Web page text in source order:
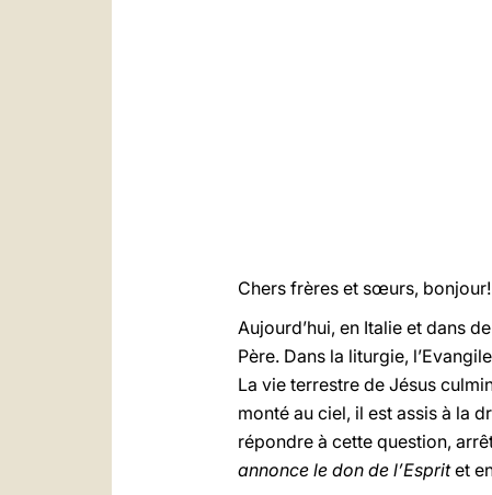
Chers frères et sœurs, bonjour!
Aujourd’hui, en Italie et dans
Père. Dans la liturgie,
La vie terrestre de Jésus
monté au ciel, il est assis à la
répondre à cette question,
annonce le don de l’Espritet